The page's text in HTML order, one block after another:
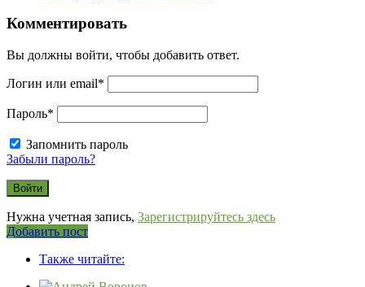
Комментировать
Вы должны войти, чтобы добавить ответ.
Логин или email*
Пароль*
Запомнить пароль
Забыли пароль?
Нужна учетная запись, Зарегистрируйтесь здесь
Боковая
Добавить пост
120x600Также читайте: